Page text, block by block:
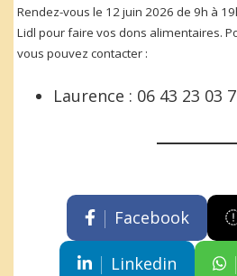
Rendez-vous le 12 juin 2026 de 9h à
Lidl pour faire vos dons alimentaires.
vous pouvez contacter :
Laurence : 06 43 23 03
Facebook
Linkedin